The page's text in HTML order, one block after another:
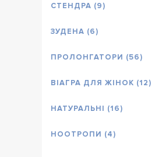
СТЕНДРА (9)
ЗУДЕНА (6)
ПРОЛОНГАТОРИ (56)
ВІАГРА ДЛЯ ЖІНОК (12)
НАТУРАЛЬНІ (16)
НООТРОПИ (4)